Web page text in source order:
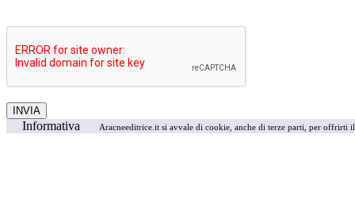
Informativa Aracneeditrice.it si avvale di cookie, anche di terze parti, per